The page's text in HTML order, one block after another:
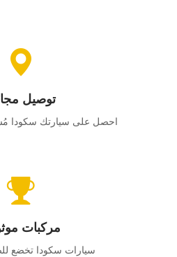
توصيل
احصل على سيارتك سكودا
مركبات
سيارات سكودا تخضع